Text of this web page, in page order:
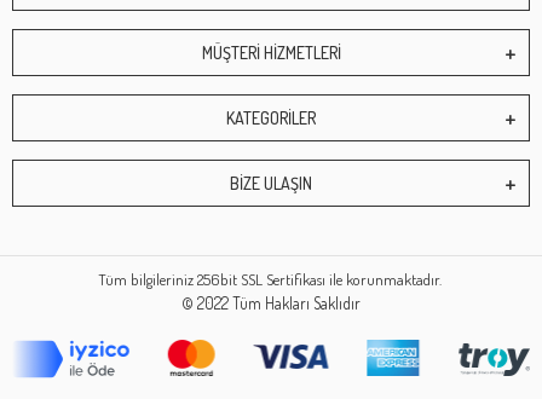
MÜŞTERİ HİZMETLERİ
KATEGORİLER
BİZE ULAŞIN
Tüm bilgileriniz 256bit SSL Sertifikası ile korunmaktadır.
© 2022Tüm Hakları Saklıdır